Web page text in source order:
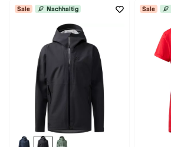
Sale Nachhaltig Sale